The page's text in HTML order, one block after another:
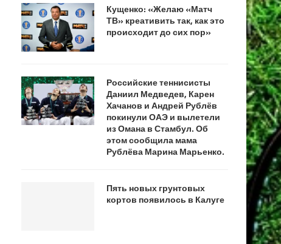
Кущенко: «Желаю «Матч
ТВ» креативить так, как это
происходит до сих пор»
Российские теннисисты
Даниил Медведев, Карен
Хачанов и Андрей Рублёв
покинули ОАЭ и вылетели
из Омана в Стамбул. Об
этом сообщила мама
Рублёва Марина Марьенко.
Пять новых грунтовых
кортов появилось в Калуге